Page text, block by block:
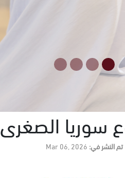
سوريا الصغرى
تم النشر في: